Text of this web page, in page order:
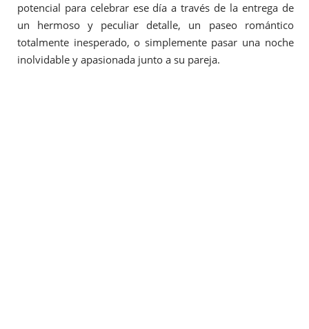
potencial para celebrar ese día a través de la entrega de
un hermoso y peculiar detalle, un paseo romántico
totalmente inesperado, o simplemente pasar una noche
inolvidable y apasionada junto a su pareja.